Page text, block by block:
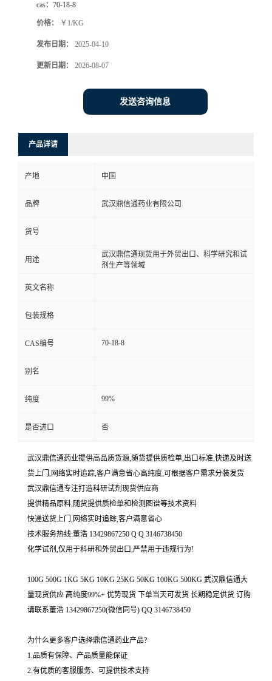
cas： 70-18-8
价格： ￥1/KG
发布日期： 2025-04-10
更新日期： 2026-08-07
发送咨询信息
产品详请
产地 中国
品牌 武汉鼎信通药业有限公司
货号
用途
武汉鼎信通现货用于外贸出口、科学研究和试
剂生产等领域
英文名称
包装规格
CAS编号 70-18-8
别名
纯度 99%
是否进口 否
武汉鼎信通药业提供高品质货源,随货提供质检单,出口标准,快递及时送
货上门,网络实时追踪,客户满意省心高纯度,可根据客户需求分装发货
武汉鼎信通专注打造科研试剂现货供应商
提供精品原料,随货提供质检单和检测图谱等技术资料
快递送货上门,网络实时追踪,客户满意省心
技术服务热线:董浩 13429867250 Q Q 3146738450
化学试剂,仅用于科研和外贸出口,严禁用于违规行为!
100G 500G 1KG 5KG 10KG 25KG 50KG 100KG 500KG 武汉鼎信通大
量现货供应 高纯度99%+ 优势现货 下单当天可发货 长期稳定供货 订购
请联系董浩 13429867250(微信同号) QQ 3146738450
为什么更多客户选择鼎信通药业产品?
1.品质有保障、产品质量能保证
2.有优质的客服服务、可提供技术支持